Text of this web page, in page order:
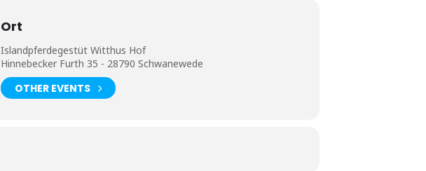
Ort
Islandpferdegestüt Witthus Hof
Hinnebecker Furth 35 - 28790 Schwanewede
OTHER EVENTS